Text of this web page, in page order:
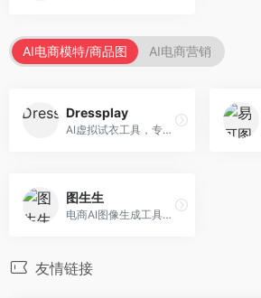
AI电商模特/商品图 AI电商营销
Dressplay
AI虚拟试衣工具，专注于服装电商体验。面向服装电商，提供虚拟试穿、尺码推荐、穿搭建议等服务，试衣体验真实。
图生生
电商AI图像生成工具，专注于商品图创作。面向电商卖家，提供商品图生成、背景替换、批量处理等服务，商品图质量高。
友情链接